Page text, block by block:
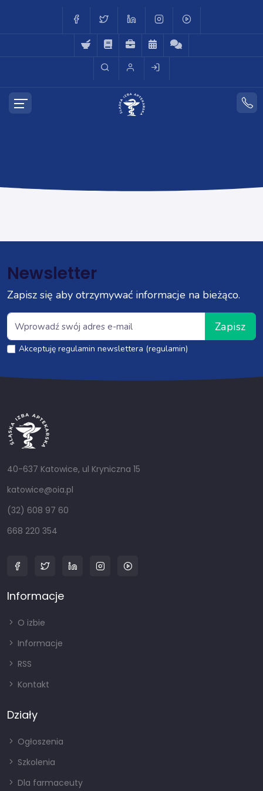
Newsletter
Zapisz się aby otrzymywać informacje na bieżąco.
Zapisz
Akceptuję regulamin newslettera (regulamin)
40-637 Katowice, ul Kryniczna 15
katowice@oia.pl
(32) 608 97 60
668 220 354
Informacje
O izbie
Informacje
RSS
Kontakt
Działy
Ogłoszenia
Szkolenia
Dla farmaceuty